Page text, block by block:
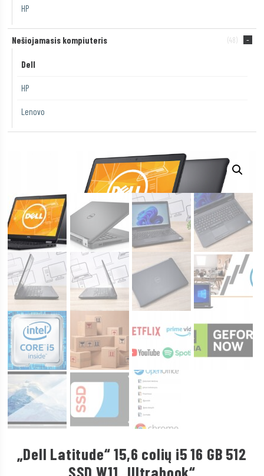
HP
Nešiojamasis kompiuteris (48)
Dell
HP
Lenovo
„Dell Latitude“ 15,6 colių i5 16 GB 512
SSD W11 „Ultrabook“